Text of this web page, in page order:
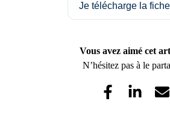
Je télécharge la fiche
Vous avez aimé cet
N’hésitez pas à le